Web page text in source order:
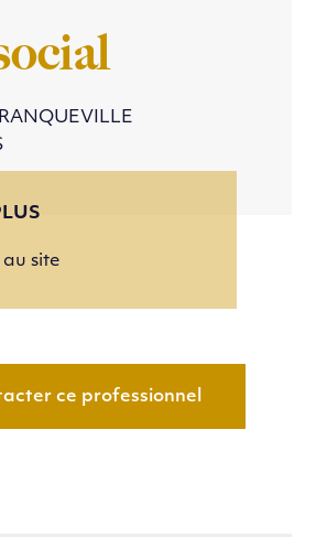
site
ce professionnel